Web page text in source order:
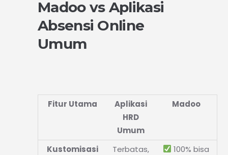
Madoo vs Aplikasi
Absensi Online
Umum
Fitur Utama
Aplikasi
HRD
Umum
Madoo
Kustomisasi
Terbatas,
100% bisa